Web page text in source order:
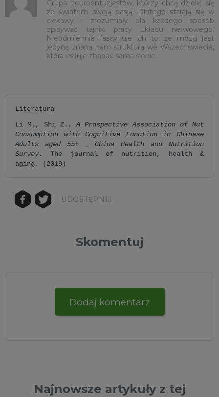
Grupa neuroentuzjastów, którzy chcą dzielić się
ze światem swoją pasją. Dlatego starają się w
ciekawy i zrozumiały dla każdego sposób
opisywać tajniki pracy układu nerwowego.
Nieodmiennie fascynuje ich to, że mózg jest
jedyną znaną nam strukturą we Wszechświecie,
która usiłuje zbadać sama siebie.
Literatura
Li M., Shi Z.,A Prospective Association of Nut
Consumption with Cognitive Function in Chinese
Adults aged 55+ _ China Health and Nutrition
Survey.
The journal of nutrition, health &
aging. (2019)
UDOSTĘPNIJ
Skomentuj
Dodaj komentarz
Najnowsze artykuły z tej